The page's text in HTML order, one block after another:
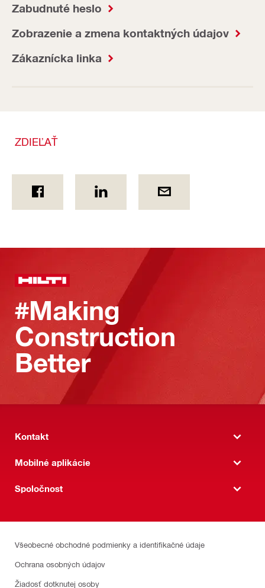
Zabudnuté heslo
Zobrazenie a zmena kontaktných údajov
Zákaznícka linka
ZDIEĽAŤ
#Making
Construction
Better
Kontakt
Mobilné aplikácie
Spoločnost
Všeobecné obchodné podmienky a identifikačné údaje
Ochrana osobných údajov
Žiadosť dotknutej osoby